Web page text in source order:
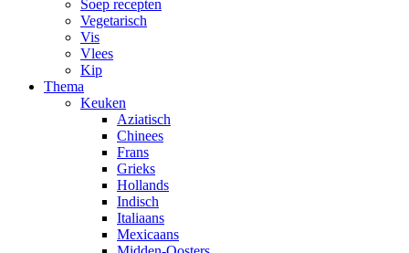
Soep recepten
Vegetarisch
Vis
Vlees
Kip
Thema
Keuken
Aziatisch
Chinees
Frans
Grieks
Hollands
Indisch
Italiaans
Mexicaans